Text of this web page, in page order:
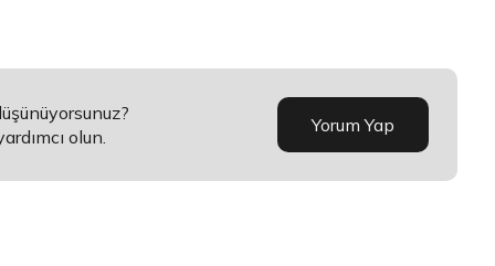
olun.
Yorum Yap